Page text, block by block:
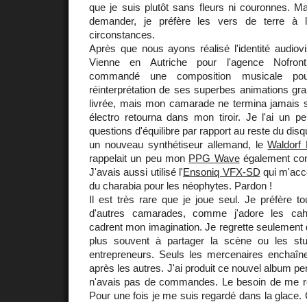
que je suis plutôt sans fleurs ni couronnes.
demander, je préfère les vers de terre à
circonstances.
Après que nous ayons réalisé l'identité
Vienne en Autriche pour l'agence
commandé une composition musicale
réinterprétation de ses superbes animations
livrée, mais mon camarade ne termina jamais
électro retourna dans mon tiroir. Je l'ai un
questions d'équilibre par rapport au reste du
un nouveau synthétiseur allemand, leWaldorf
rappelait un peu mon PPG Waveégalement
J'avais aussi utilisé l'Ensoniq VFX-SD qui
du charabia pour les néophytes. Pardon !
Il est très rare que je joue seul. Je préfère
d'autres camarades, comme j'adore les
cadrent mon imagination. Je regrette
plus souvent à partager la scène ou les
entrepreneurs. Seuls les mercenaires
après les autres. J'ai produit ce nouvel album
n'avais pas de commandes. Le besoin de me
Pour une fois je me suis regardé dans la glace.